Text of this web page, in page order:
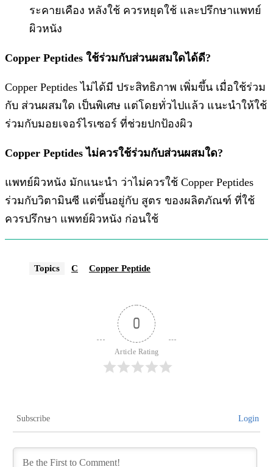
ระคายเคือง หลังใช้ ควรหยุดใช้ และปรึกษาแพทย์
ผิวหนัง
Copper Peptides ใช้ร่วมกับส่วนผสมใดได้ดี?
Copper Peptides ไม่ได้มี ประสิทธิภาพ เพิ่มขึ้น เมื่อใช้ร่วม
กับ ส่วนผสมใด เป็นพิเศษ แต่โดยทั่วไปแล้ว แนะนำให้ใช้
ร่วมกับมอยเจอร์ไรเซอร์ ที่ช่วยปกป้องผิว
Copper Peptides ไม่ควรใช้ร่วมกับส่วนผสมใด?
แพทย์ผิวหนัง มักแนะนำ ว่าไม่ควรใช้ Copper Peptides
ร่วมกับวิตามินซี แต่ขึ้นอยู่กับ สูตร ของผลิตภัณฑ์ ที่ใช้
ควรปรึกษา แพทย์ผิวหนัง ก่อนใช้
Topics C Copper Peptide
0
Article Rating
Subscribe Login